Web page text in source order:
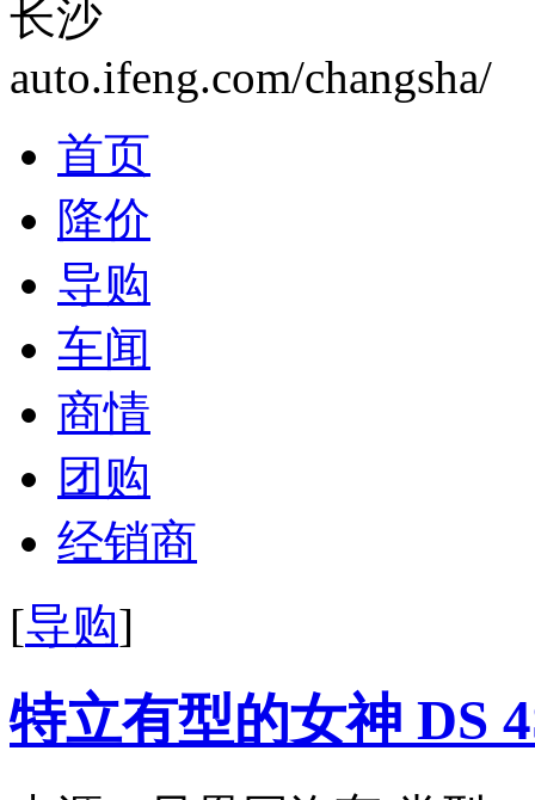
长沙
auto.ifeng.com/changsha/
首页
降价
导购
车闻
商情
团购
经销商
[导购]
特立有型的女神 DS